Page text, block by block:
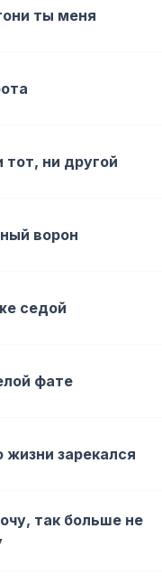
ты меня
тот, ни другой
ворон
седой
фате
жизни зарекался
так больше не